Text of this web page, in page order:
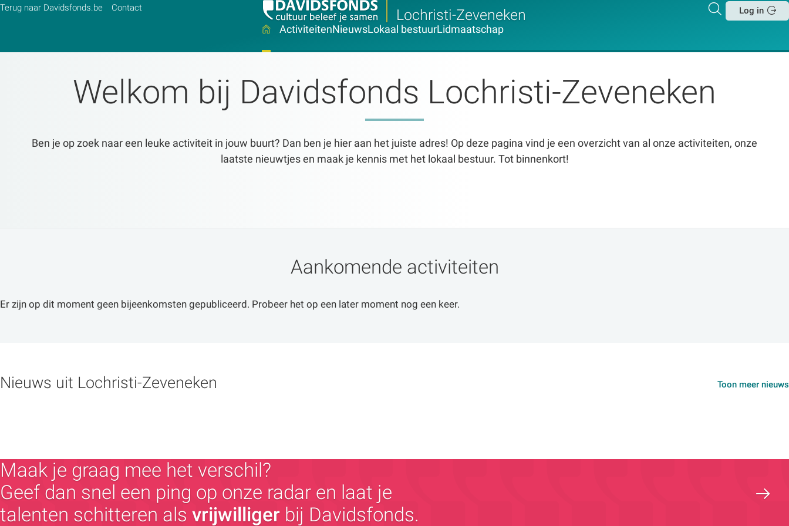
Terug naar Davidsfonds.be Contact Lochristi-Zeveneken Zoeken
Log in
ActiviteitenNieuwsLokaal bestuurLidmaatschap
Welkom bij Davidsfonds Lochristi-Zeveneken
Ben je op zoek naar een leuke activiteit in jouw buurt? Dan ben je hier aan het juiste adres! Op deze pagina vind je een overzicht van al onze activiteiten, onze
laatste nieuwtjes en maak je kennis met het lokaal bestuur. Tot binnenkort!
Aankomende activiteiten
Er zijn op dit moment geen bijeenkomsten gepubliceerd. Probeer het op een later moment nog een keer.
Nieuws uit Lochristi-Zeveneken Toon meer nieuws
Maak je graag mee het verschil?
Geef dan snel een ping op onze radar en laat je
talenten schitteren als vrijwilliger bij Davidsfonds.